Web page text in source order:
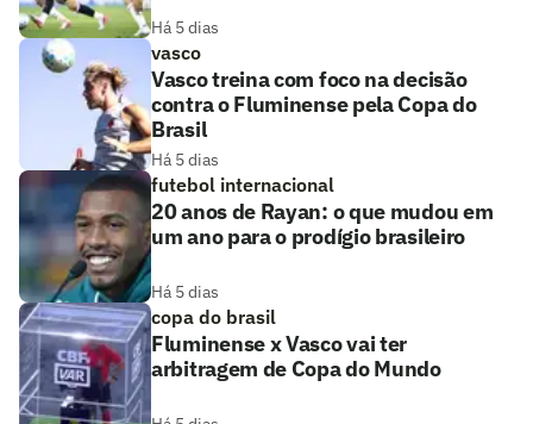
Há 5 dias
vasco
Vasco treina com foco na decisão
contra o Fluminense pela Copa do
Brasil
Há 5 dias
futebol internacional
20 anos de Rayan: o que mudou em
um ano para o prodígio brasileiro
Há 5 dias
copa do brasil
Fluminense x Vasco vai ter
arbitragem de Copa do Mundo